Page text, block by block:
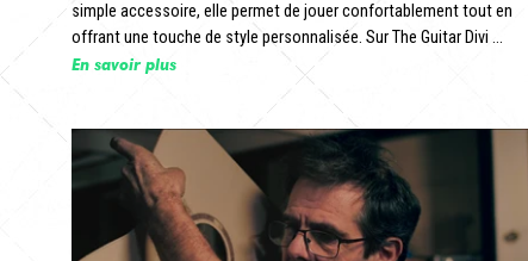
simple accessoire, elle permet de jouer confortablement tout en
offrant une touche de style personnalisée. Sur The Guitar Divi ...
En savoir plus